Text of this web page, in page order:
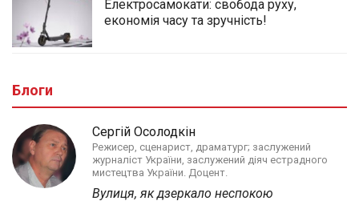
Електросамокати: свобода руху,
економія часу та зручність!
Блоги
Сергій Осолодкін
Режисер, сценарист, драматург; заслужений
журналіст України, заслужений діяч естрадного
мистецтва України. Доцент.
Вулиця, як дзеркало неспокою